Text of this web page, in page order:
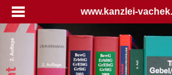
www.kanzlei-